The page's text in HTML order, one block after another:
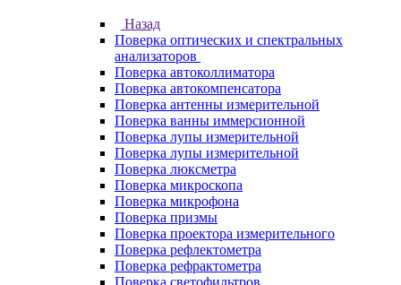
Назад
Поверка оптических и спектральных
анализаторов
Поверка автоколлиматора
Поверка автокомпенсатора
Поверка антенны измерительной
Поверка ванны иммерсионной
Поверка лупы измерительной
Поверка лупы измерительной
Поверка люксметра
Поверка микроскопа
Поверка микрофона
Поверка призмы
Поверка проектора измерительного
Поверка рефлектометра
Поверка рефрактометра
Поверка светофильтров